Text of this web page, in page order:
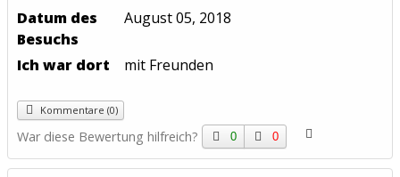
Datum des
Besuchs
August 05, 2018
Ich war dort mit Freunden
Kommentare (0)
War diese Bewertung hilfreich? 0 0